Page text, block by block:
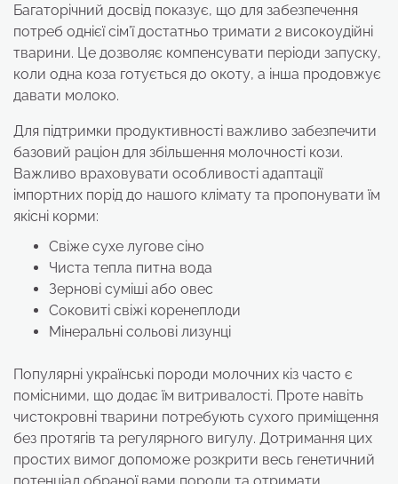
Багаторічний досвід показує, що для забезпечення
потреб однієї сім’ї достатньо тримати 2 високоудійні
тварини. Це дозволяє компенсувати періоди запуску,
коли одна коза готується до окоту, а інша продовжує
давати молоко.
Для підтримки продуктивності важливо забезпечити
базовий раціон для збільшення молочності кози.
Важливо враховувати особливості адаптації
імпортних порід до нашого клімату та пропонувати їм
якісні корми:
Свіже сухе лугове сіно
Чиста тепла питна вода
Зернові суміші або овес
Соковиті свіжі коренеплоди
Мінеральні сольові лизунці
Популярні українські породи молочних кіз часто є
помісними, що додає їм витривалості. Проте навіть
чистокровні тварини потребують сухого приміщення
без протягів та регулярного вигулу. Дотримання цих
простих вимог допоможе розкрити весь генетичний